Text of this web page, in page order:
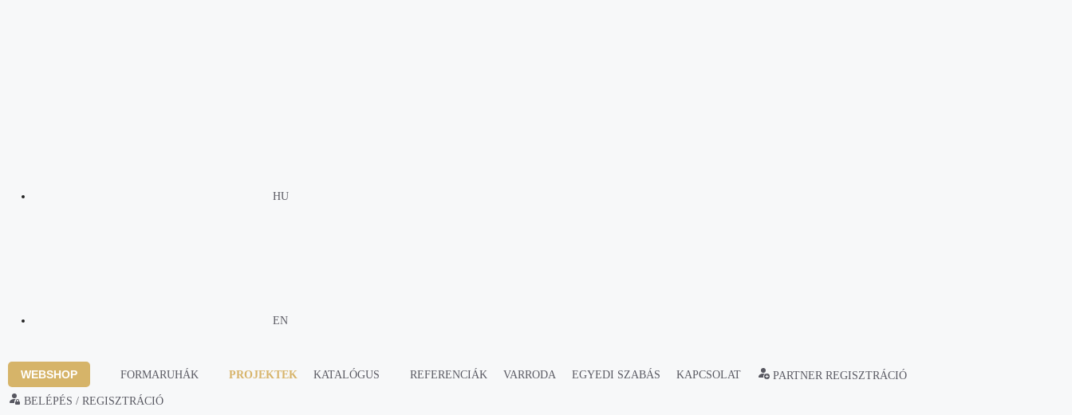
HU
EN
WEBSHOP FORMARUHÁK PROJEKTEK KATALÓGUS REFERENCIÁK VARRODA EGYEDI SZABÁS KAPCSOLAT PARTNER REGISZTRÁCIÓ
BELÉPÉS / REGISZTRÁCIÓ